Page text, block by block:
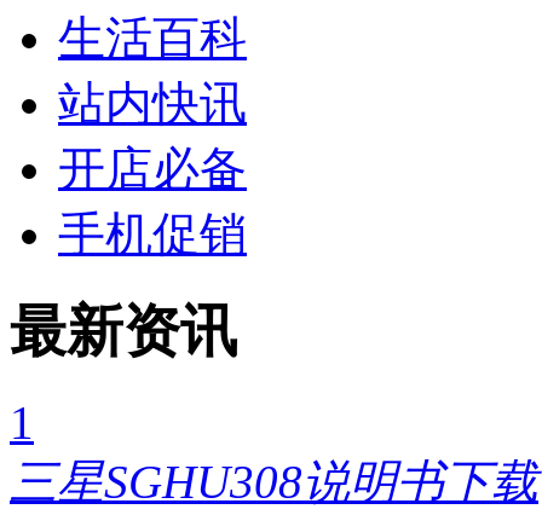
生活百科
站内快讯
开店必备
手机促销
最新资讯
1
三星SGHU308说明书下载